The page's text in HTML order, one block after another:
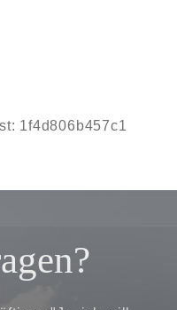
1f4d806b457c1